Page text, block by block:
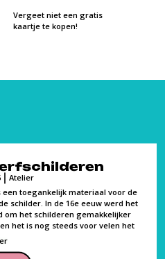
Vergeet niet een gratis
kaartje te kopen!
Atelier
een toegankelijk materiaal voor de
schilder. In de 16e eeuw werd het
om het schilderen gemakkelijker
het is nog steeds voor velen het